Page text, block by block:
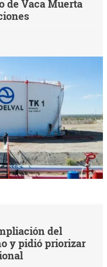
de Vaca Muerta
del
y pidió priorizar